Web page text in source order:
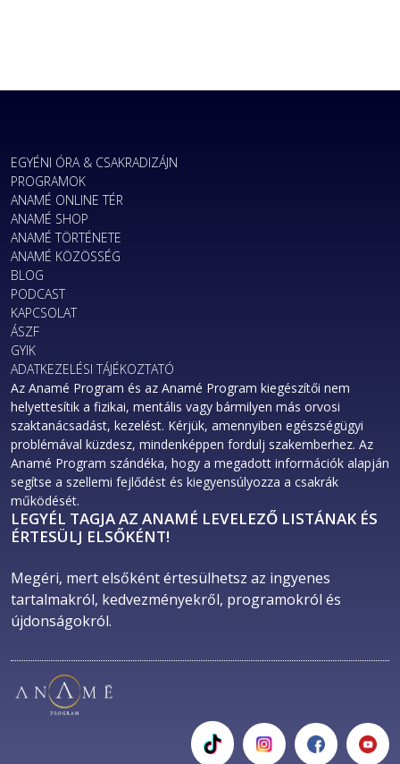
EGYÉNI ÓRA & CSAKRADIZÁJN
PROGRAMOK
ANAMÉ ONLINE TÉR
ANAMÉ SHOP
ANAMÉ TÖRTÉNETE
ANAMÉ KÖZÖSSÉG
BLOG
PODCAST
KAPCSOLAT
ÁSZF
GYIK
ADATKEZELÉSI TÁJÉKOZTATÓ
Az Anamé Program és az Anamé Program kiegészítői nem
helyettesítik a fizikai, mentális vagy bármilyen más orvosi
szaktanácsadást, kezelést. Kérjük, amennyiben egészségügyi
problémával küzdesz, mindenképpen fordulj szakemberhez. Az
Anamé Program szándéka, hogy a megadott információk alapján
segítse a szellemi fejlődést és kiegyensúlyozza a csakrák
működését.
LEGYÉL TAGJA AZ ANAMÉ LEVELEZŐ LISTÁNAK ÉS
ÉRTESÜLJ ELSŐKÉNT!
Megéri, mert elsőként értesülhetsz az ingyenes
tartalmakról, kedvezményekről, programokról és
újdonságokról.